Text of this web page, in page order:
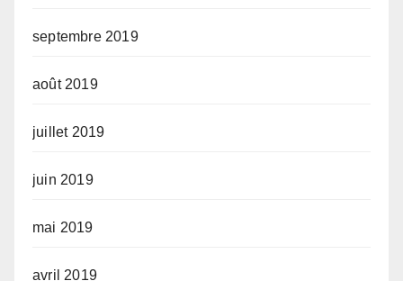
septembre 2019
août 2019
juillet 2019
juin 2019
mai 2019
avril 2019